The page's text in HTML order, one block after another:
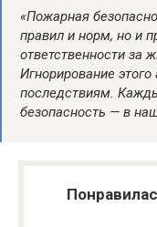
«Пожарная
правил и норм, но и
ответственности за
Игнорирование
последствиям.
безопасность — в